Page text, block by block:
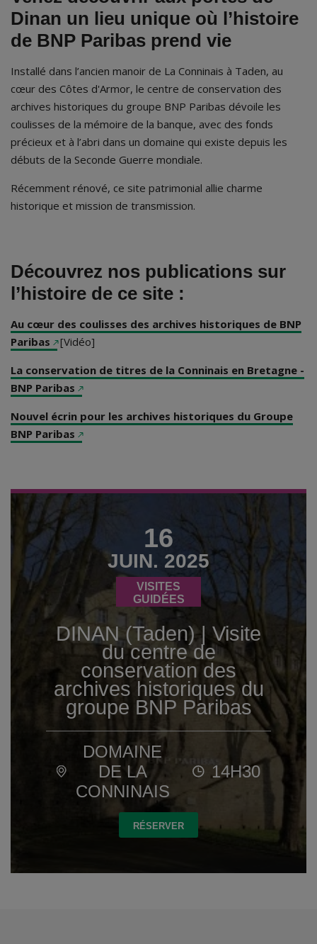
Dinan un lieu unique où l’histoire
de BNP Paribas prend vie
Installé dans l’ancien manoir de La Conninais à Taden, au
cœur des Côtes d'Armor, le centre de conservation des
archives historiques du groupe BNP Paribas dévoile les
coulisses de la mémoire de la banque, avec des fonds
précieux et à l’abri dans un domaine qui existe depuis les
débuts de la Seconde Guerre mondiale.
Récemment rénové, ce site patrimonial allie charme
historique et mission de transmission.
Découvrez nos publications sur
l’histoire de ce site :
Au cœur des coulisses des archives historiques de BNP
Paribas (Ce lien s'ouvre dans un nouvel onglet)
[Vidéo]
La conservation de titres de la Conninais en Bretagne -
BNP Paribas (Ce lien s'ouvre dans un nouvel onglet)
Nouvel écrin pour les archives historiques du Groupe
BNP Paribas (Ce lien s'ouvre dans un nouvel onglet)
16
JUIN. 2025
VISITES
GUIDÉES
DINAN (Taden) | Visite
du centre de
conservation des
archives historiques du
groupe BNP Paribas
DOMAINE
DE LA
CONNINAIS
14H30
RÉSERVER